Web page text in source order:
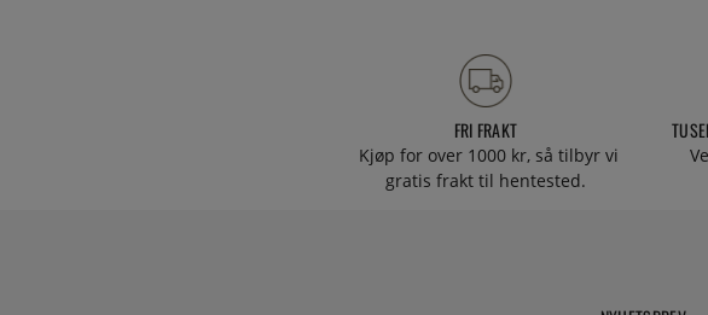
FRI FRAKT
Kjøp for over 1000 kr, så tilbyr vi
gratis frakt til hentested.